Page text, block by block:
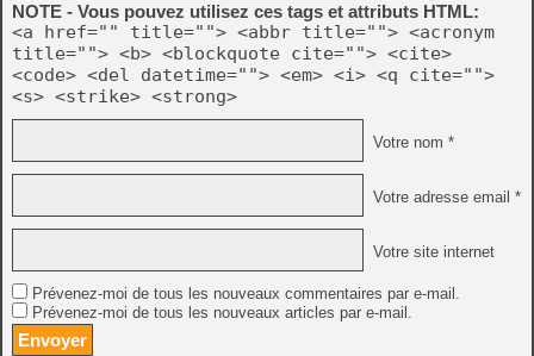
NOTE - Vous pouvez utilisez ces tags et attributs HTML:
<a href="" title=""> <abbr title=""> <acronym
title=""> <b> <blockquote cite=""> <cite>
<code> <del datetime=""> <em> <i> <q cite="">
<s> <strike> <strong>
Votre nom *
Votre adresse email *
Votre site internet
Prévenez-moi de tous les nouveaux commentaires par e-mail.
Prévenez-moi de tous les nouveaux articles par e-mail.